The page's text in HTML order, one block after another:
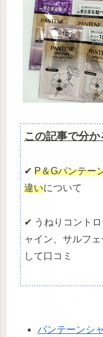
この記事で分か
✔ P＆Gパンテー
違いについて
✔ うねりコント
ャイン、サルフ
して口コミ
パンテーンシ